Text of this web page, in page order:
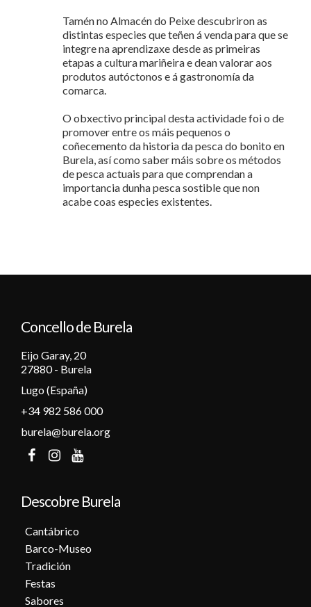
Tamén no Almacén do Peixe descubriron as
distintas especies que teñen á venda para que se
integre na aprendizaxe desde as primeiras
etapas a cultura mariñeira e dean valorar aos
produtos autóctonos e á gastronomía da
comarca.
O obxectivo principal desta actividade foi o de
promover entre os máis pequenos o
coñecemento da historia da pesca do bonito en
Burela, así como saber máis sobre os métodos
de pesca actuais para que comprendan a
importancia dunha pesca sostible que non
acabe coas especies existentes.
Concello de Burela
Eijo Garay, 20
27880 - Burela
Lugo (España)
+34 982 586 000
burela@burela.org
Descobre Burela
Cantábrico
Barco-Museo
Tradición
Festas
Sabores